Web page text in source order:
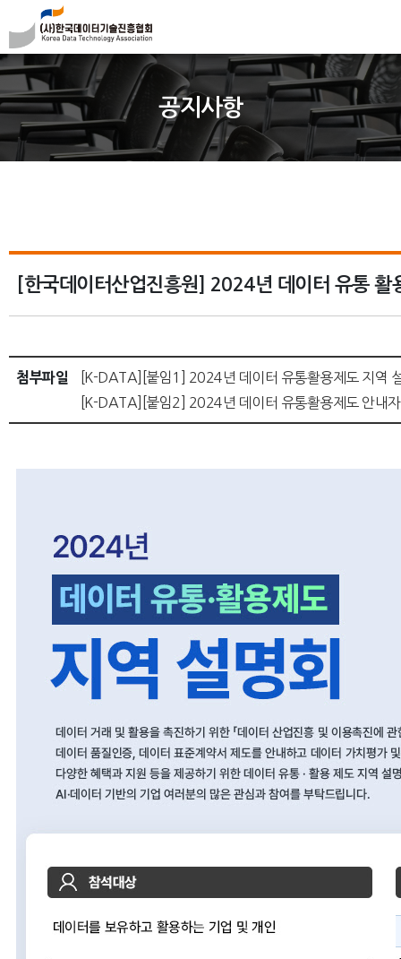
공지사항
[한국데이터산업진흥원] 2024년 데이터 유통
첨부파일
[K-DATA][붙임1] 2024년 데이터 유통활용제도 지역
[K-DATA][붙임2] 2024년 데이터 유통활용제도 안내